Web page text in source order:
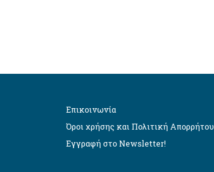
Επικοινωνία
Όροι χρήσης και Πολιτική Απορρήτου
Εγγραφή στο Newsletter!